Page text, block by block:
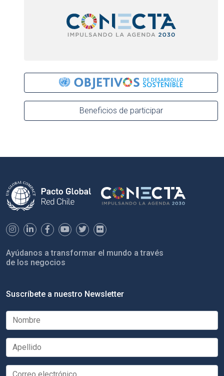
Beneficios de participar
Ayúdanos a transformar el mundo a través
de los negocios
Suscríbete a nuestro Newsletter